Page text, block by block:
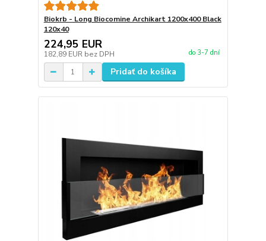
Biokrb - Long Biocomine Archikart 1200x400 Black
120x40
224,95 EUR
182,89 EUR bez DPH do 3-7 dní
Pridať do košíka